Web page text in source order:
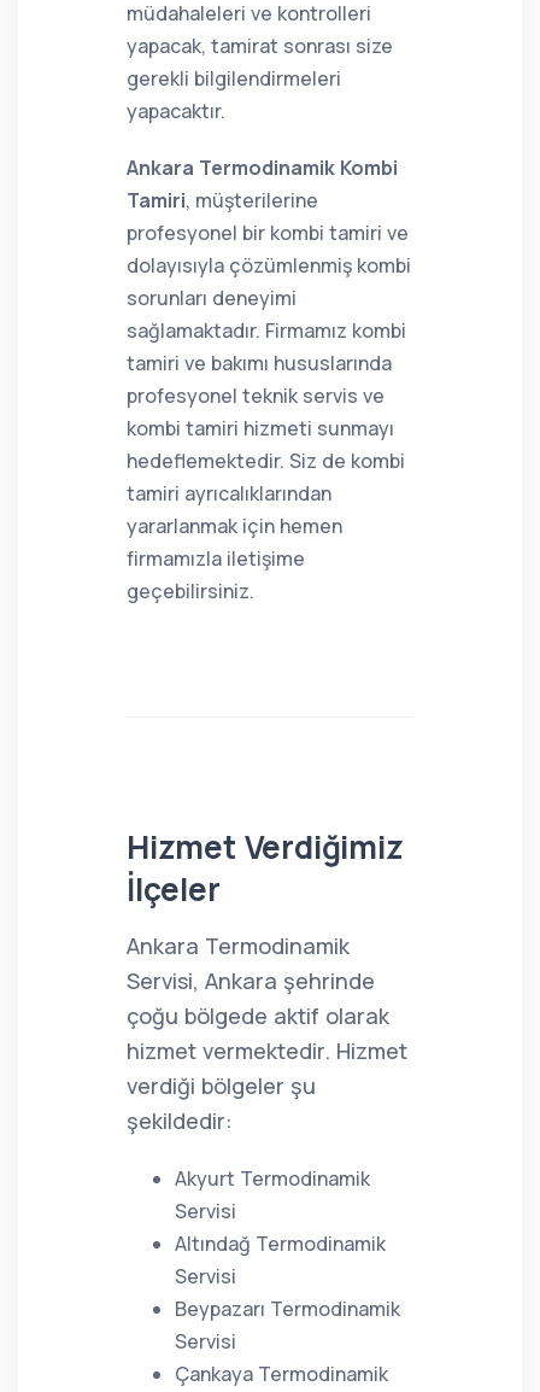
müdahaleleri ve kontrolleri
yapacak, tamirat sonrası size
gerekli bilgilendirmeleri
yapacaktır.
Ankara Termodinamik Kombi
Tamiri, müşterilerine
profesyonel bir kombi tamiri ve
dolayısıyla çözümlenmiş kombi
sorunları deneyimi
sağlamaktadır. Firmamız kombi
tamiri ve bakımı hususlarında
profesyonel teknik servis ve
kombi tamiri hizmeti sunmayı
hedeflemektedir. Siz de kombi
tamiri ayrıcalıklarından
yararlanmak için hemen
firmamızla iletişime
geçebilirsiniz.
Hizmet Verdiğimiz
İlçeler
Ankara Termodinamik
Servisi, Ankara şehrinde
çoğu bölgede aktif olarak
hizmet vermektedir. Hizmet
verdiği bölgeler şu
şekildedir:
Akyurt Termodinamik
Servisi
Altındağ Termodinamik
Servisi
Beypazarı Termodinamik
Servisi
Çankaya Termodinamik